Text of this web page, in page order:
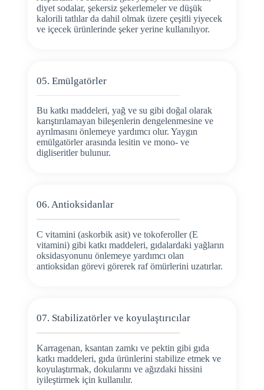
diyet sodalar, şekersiz şekerlemeler ve düşük
kalorili tatlılar da dahil olmak üzere çeşitli yiyecek
ve içecek ürünlerinde şeker yerine kullanılıyor.
05. Emülgatörler
Bu katkı maddeleri, yağ ve su gibi doğal olarak
karıştırılamayan bileşenlerin dengelenmesine ve
ayrılmasını önlemeye yardımcı olur. Yaygın
emülgatörler arasında lesitin ve mono- ve
digliseritler bulunur.
06. Antioksidanlar
C vitamini (askorbik asit) ve tokoferoller (E
vitamini) gibi katkı maddeleri, gıdalardaki yağların
oksidasyonunu önlemeye yardımcı olan
antioksidan görevi görerek raf ömürlerini uzatırlar.
07. Stabilizatörler ve koyulaştırıcılar
Karragenan, ksantan zamkı ve pektin gibi gıda
katkı maddeleri, gıda ürünlerini stabilize etmek ve
koyulaştırmak, dokularını ve ağızdaki hissini
iyileştirmek için kullanılır.